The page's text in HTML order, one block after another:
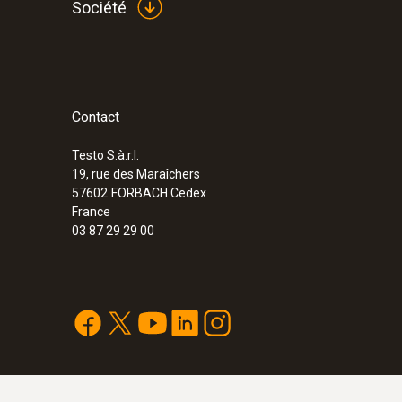
:0563 3240 71
3 006,00 €
3 607,20 €
Société
Contact
Testo S.à.r.l.
19, rue des Maraîchers
57602 FORBACH Cedex
France
03 87 29 29 00